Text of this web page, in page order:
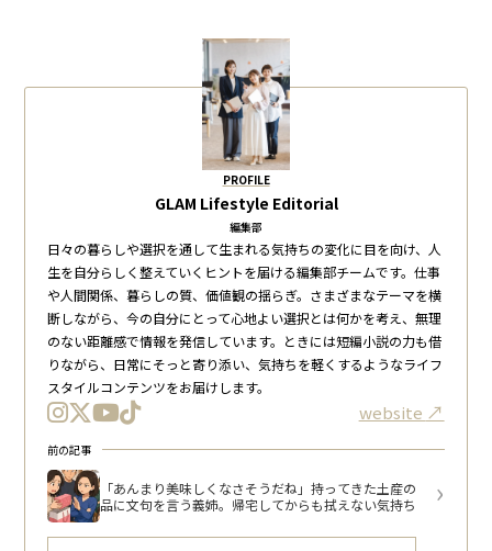
PROFILE
GLAM Lifestyle Editorial
編集部
日々の暮らしや選択を通して生まれる気持ちの変化に目を向け、人
生を自分らしく整えていくヒントを届ける編集部チームです。仕事
や人間関係、暮らしの質、価値観の揺らぎ。さまざまなテーマを横
断しながら、今の自分にとって心地よい選択とは何かを考え、無理
のない距離感で情報を発信しています。ときには短編小説の力も借
りながら、日常にそっと寄り添い、気持ちを軽くするようなライフ
スタイルコンテンツをお届けします。
website
前の記事
「あんまり美味しくなさそうだね」持ってきた土産の
品に文句を言う義姉。帰宅してからも拭えない気持ち